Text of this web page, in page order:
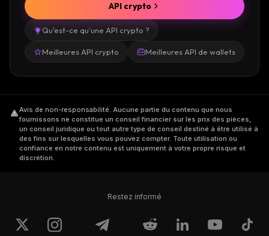
Qu'est-ce qu'une API crypto ?
Meilleures API crypto Meilleures API de wallets
API crypto
Avis de non-responsabilité. Aucune partie du contenu que nous
fournissons ne constitue un conseil financier sur les prix des pièces,
un conseil juridique ou tout autre type de conseil destiné à être utilisé à
des fins sur lesquelles vous pouvez compter. Toute utilisation ou
confiance en notre contenu est uniquement à votre propre risque et
discrétion.
Restez informé